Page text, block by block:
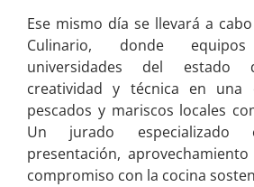
Ese mismo día se llevará a
Culinario, donde
universidades del estado
creatividad y técnica en una
pescados y mariscos locales
Un jurado especializado
presentación,
compromiso con la cocina